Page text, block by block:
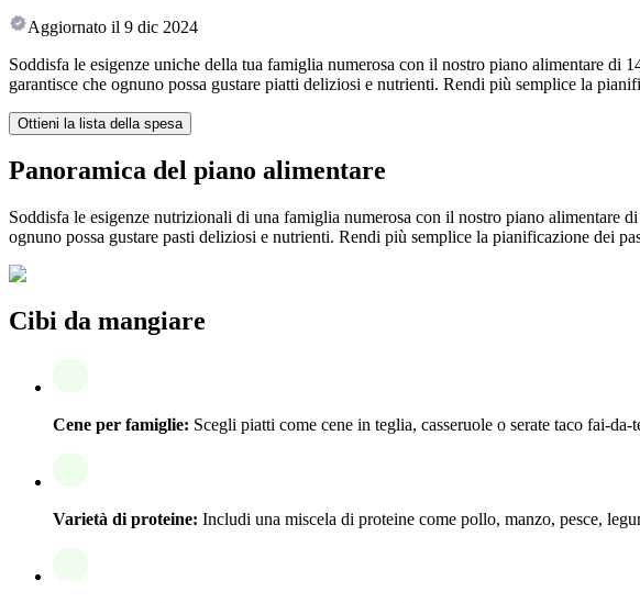
Aggiornato il 9 dic 2024
Soddisfa le esigenze uniche della tua famiglia numerosa con il nostro piano alimentare
garantisce che ognuno possa gustare piatti deliziosi e nutrienti. Rendi più semplice la
Ottieni la lista della spesa
Panoramica del piano alimentare
Soddisfa le esigenze nutrizionali di una famiglia numerosa con il nostro piano alimentare
ognuno possa gustare pasti deliziosi e nutrienti. Rendi più semplice la pianificazione dei
Cibi da mangiare
Cene per famiglie: Scegli piatti come cene in teglia, casseruole o serate taco fai-
Varietà di proteine: Includi una miscela di proteine come pollo, manzo, pesce,